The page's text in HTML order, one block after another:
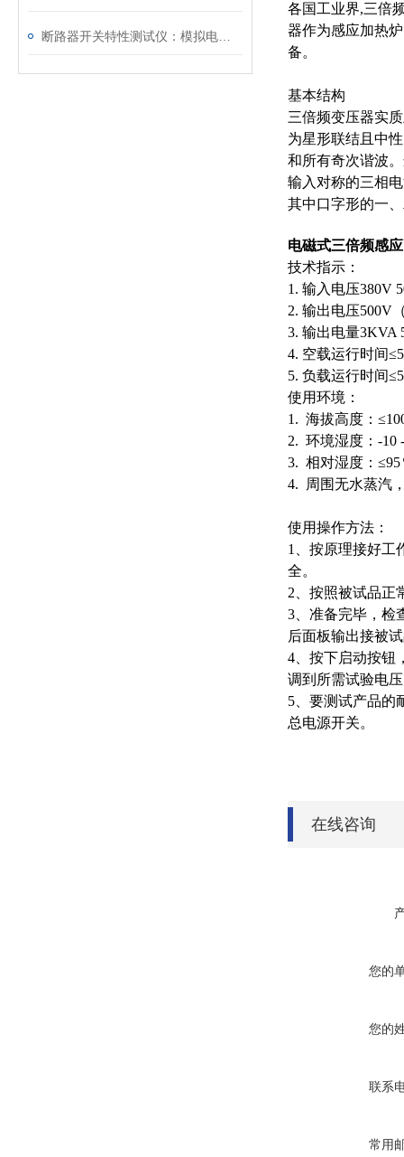
各国工业界,三倍
器作为感应加热
备。
基本结构
三倍频变压器实
为星形联结且中
和所有奇次谐波
输入对称的三相
其中口字形的一
电磁式三倍频感
技术指示：
1. 输入电压380V
2. 输出电压500V
3. 输出电量3KVA
4. 空载运行时间
5. 负载运行时间
使用环境：
1. 海拔高度：
2. 环境湿度：-10
3. 相对湿度：≤95
4. 周围无水蒸汽
使用操作方法：
1、按原理接好工
全。
2、按照被试品正
3、准备完毕，检
后面板输出接被
4、按下启动按钮
调到所需试验电
5、要测试产品的
总电源开关。
在线咨询
您的
您的
联系
常用